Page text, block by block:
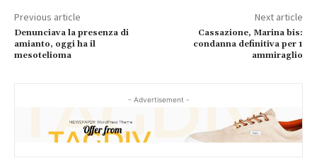
Previous article
Denunciava la presenza di
amianto, oggi ha il
mesotelioma
Next article
Cassazione, Marina bis:
condanna definitiva per 1
ammiraglio
- Advertisement -